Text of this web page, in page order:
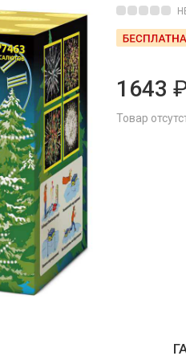
Петарды
Терочные
Фитильные
Лимонки, гранаты
Корсары
Летающие и наземные
Бабочки, пчелы
Жуки
Циркоблицы
Цветной дым и огонь
1643
Товар